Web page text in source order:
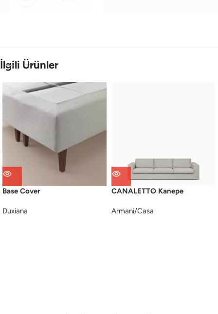
İlgili Ürünler
Base Cover
Duxiana
CANALETTO Kanepe
Armani/Casa